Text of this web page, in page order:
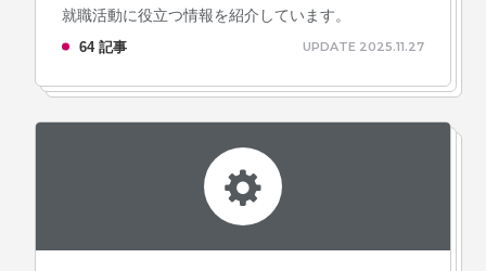
就職活動に役立つ情報を紹介しています。
64 記事 UPDATE 2025.11.27